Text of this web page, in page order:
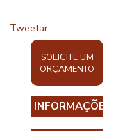
Tweetar
SOLICITE UM
ORÇAMENTO
INFORMAÇÕES